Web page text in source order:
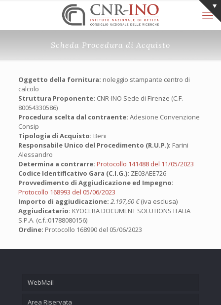
Scheda Procedura di Acquisto
Oggetto della fornitura: noleggio stampante centro di
calcolo
Struttura Proponente: CNR-INO Sede di Firenze (C.F.
80054330586)
Procedura scelta dal contraente: Adesione Convenzione
Consip
Tipologia di Acquisto: Beni
Responsabile Unico del Procedimento (R.U.P.): Farini
Alessandro
Determina a contrarre: Protocollo 141488 del 11/05/2023
Codice Identificativo Gara (C.I.G.): ZE03AEE726
Provvedimento di Aggiudicazione ed Impegno:
Protocollo 168993 del 05/06/2023
Importo di aggiudicazione: 2.197,60 €(iva esclusa)
Aggiudicatario: KYOCERA DOCUMENT SOLUTIONS ITALIA
S.P.A. (c.f.:01788080156)
Ordine: Protocollo 168990 del 05/06/2023
WebMail
Area Riservata